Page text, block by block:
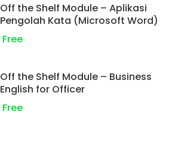
Off the Shelf Module – Aplikasi
Pengolah Kata (Microsoft Word)
Free
Off the Shelf Module – Business
English for Officer
Free